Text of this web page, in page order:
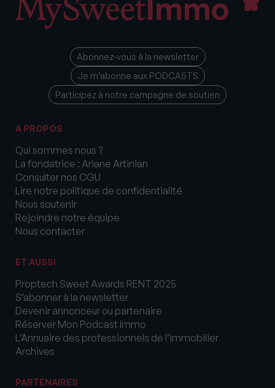
Abonnez-vous à la newsletter
Je m’abonne aux PODCASTS
Participez à notre campagne de soutien
A PROPOS
Qui sommes nous ?
La fondatrice : Ariane Artinian
Consulter nos CGU
Lire notre politique de confidentialité
Nous soutenir
Rejoindre notre équipe
Nous contacter
ET AUSSI
Proptech Sweet Awards RENT 2025
S’abonner à la newsletter
Devenir annonceur ou partenaire
Réserver Mon Podcast Immo
L’Annuaire des professionnels de l’immobilier
Archives
PARTENAIRES